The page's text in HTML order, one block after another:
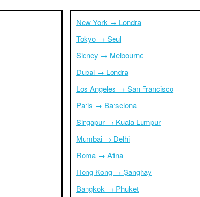
New York → Londra
Tokyo → Seul
Sidney → Melbourne
Dubai → Londra
Los Angeles → San Francisco
Paris → Barselona
Singapur → Kuala Lumpur
Mumbai → Delhi
Roma → Atina
Hong Kong → Şanghay
Bangkok → Phuket